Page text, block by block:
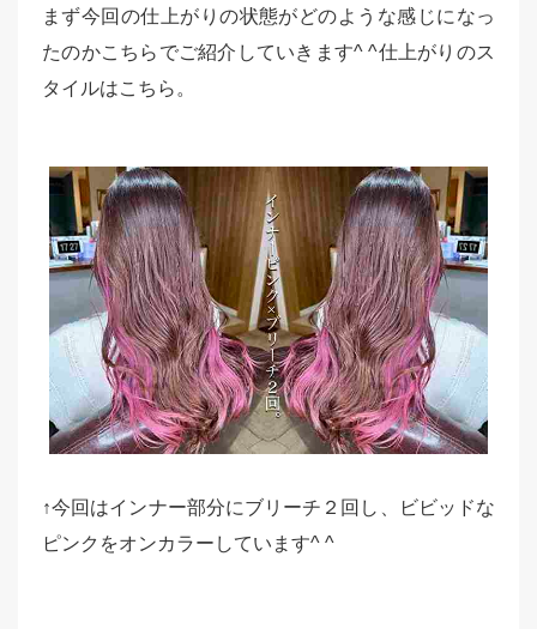
まず今回の仕上がりの状態がどのような感じになっ
たのかこちらでご紹介していきます^ ^仕上がりのス
タイルはこちら。
↑今回はインナー部分にブリーチ２回し、ビビッドな
ピンクをオンカラーしています^ ^